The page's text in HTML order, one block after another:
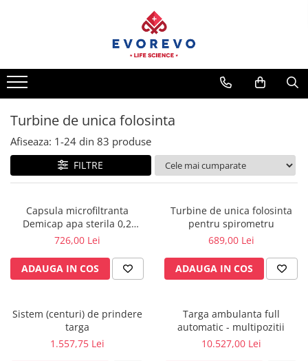
Nebulizatoare
Concentratoare oxigen
Senzori SpO2
Pulsoximetre
Capnometre
Lampi operatie
Negatoscoape
Holter EKG
Injectomate
CPAP si AUTOCPAP
Termometre
Higrometre
Turbine de unica folosinta
Afiseaza: 1-24 din 83 produse
FILTRE
Capsula microfiltranta
Demicap apa sterila 0,2
microni 60 cicluri cu gat gros
726,00 Lei
ADAUGA IN COS
Turbine de unica folosinta
pentru spirometru
689,00 Lei
ADAUGA IN COS
Sistem (centuri) de prindere
targa
1.557,75 Lei
Targa ambulanta full
automatic - multipozitii
10.527,00 Lei